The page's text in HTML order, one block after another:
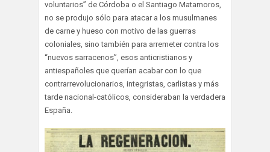
voluntarios” de Córdoba o el Santiago Matamoros,
no se produjo sólo para atacar a los musulmanes
de carne y hueso con motivo de las guerras
coloniales, sino también para arremeter contra los
“nuevos sarracenos”, esos anticristianos y
antiespañoles que querían acabar con lo que
contrarrevolucionarios, integristas, carlistas y más
tarde nacional-católicos, consideraban la verdadera
España.